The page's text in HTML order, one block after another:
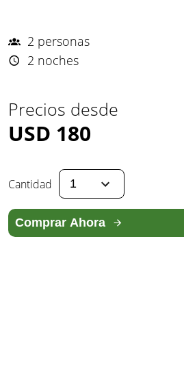
2 personas
2 noches
Precios desde
USD 180
Cantidad
Comprar Ahora